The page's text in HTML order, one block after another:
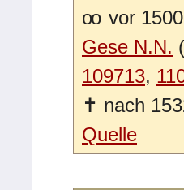
oo vor
Gese N.N. (
109713,
✝ nach
Quelle